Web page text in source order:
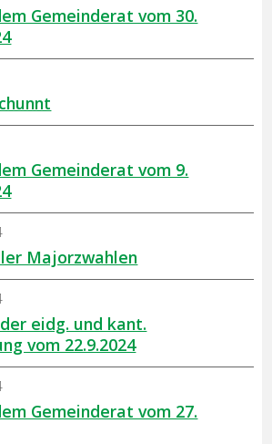
Gemeinderat vom 30.
Gemeinderat vom 9.
Majorzwahlen
eidg. und kant.
vom 22.9.2024
Gemeinderat vom 27.